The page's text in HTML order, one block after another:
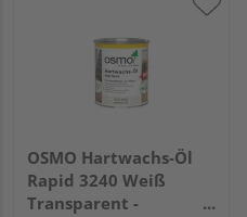
OSMO Hartwachs-Öl
Rapid 3240 Weiß
Transparent -